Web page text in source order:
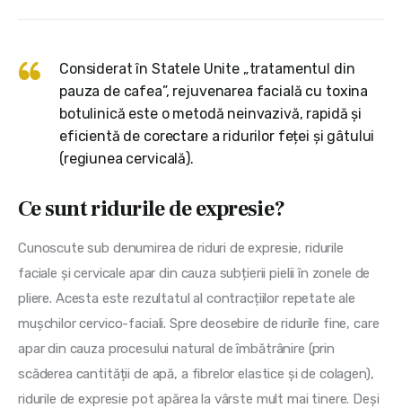
Considerat în Statele Unite „tratamentul din
pauza de cafea”, rejuvenarea facială cu toxina
botulinică este o metodă neinvazivă, rapidă și
eficientă de corectare a ridurilor feței și gâtului
(regiunea cervicală).
Ce sunt ridurile de expresie?
Cunoscute sub denumirea de riduri de expresie, ridurile
faciale și cervicale apar din cauza subțierii pielii în zonele de
pliere. Acesta este rezultatul al contracțiilor repetate ale
mușchilor cervico-faciali. Spre deosebire de ridurile fine, care
apar din cauza procesului natural de îmbătrânire (prin
scăderea cantității de apă, a fibrelor elastice și de colagen),
ridurile de expresie pot apărea la vârste mult mai tinere. Deși